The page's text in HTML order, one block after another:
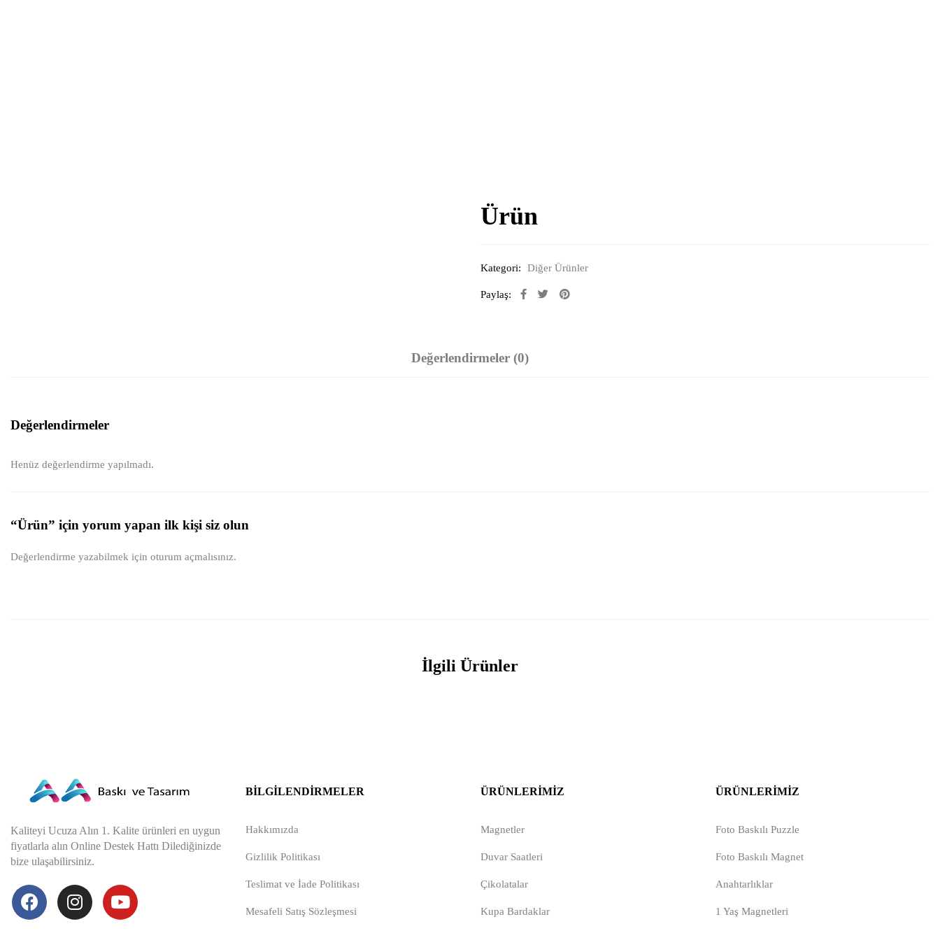
Ürün
Kategori: Diğer Ürünler
Paylaş:
Değerlendirmeler (0)
Değerlendirmeler
Henüz değerlendirme yapılmadı.
“Ürün” için yorum yapan ilk kişi siz olun
Değerlendirme yazabilmek için oturum açmalısınız.
İlgili Ürünler
Kaliteyi Ucuza Alın 1. Kalite ürünleri en uygun
fiyatlarla alın Online Destek Hattı Dilediğinizde
bize ulaşabilirsiniz.
BILGILENDIRMELER
Hakkımızda
Gizlilik Politikası
Teslimat ve İade Politikası
Mesafeli Satış Sözleşmesi
ÜRÜNLERIMIZ
Magnetler
Duvar Saatleri
Çikolatalar
Kupa Bardaklar
ÜRÜNLERIMIZ
Foto Baskılı Puzzle
Foto Baskılı Magnet
Anahtarlıklar
1 Yaş Magnetleri